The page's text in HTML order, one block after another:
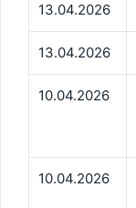
13.04.2026
13.04.2026
10.04.2026
10.04.2026